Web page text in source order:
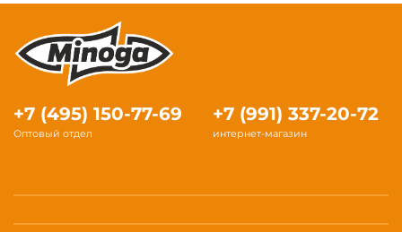
+7 (495) 150-77-69
Оптовый отдел
+7 (991) 337-20-72
интернет-магазин